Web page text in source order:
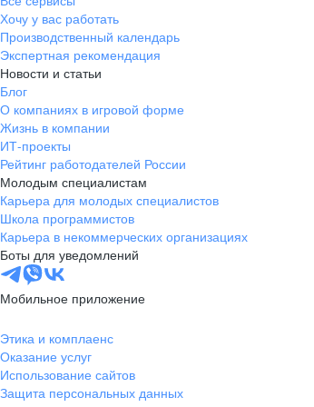
Хочу у вас работать
Производственный календарь
Экспертная рекомендация
Новости и статьи
Блог
О компаниях в игровой форме
Жизнь в компании
ИТ-проекты
Рейтинг работодателей России
Молодым специалистам
Карьера для молодых специалистов
Школа программистов
Карьера в некоммерческих организациях
Боты для уведомлений
Мобильное приложение
Этика и комплаенс
Оказание услуг
Использование сайтов
Защита персональных данных